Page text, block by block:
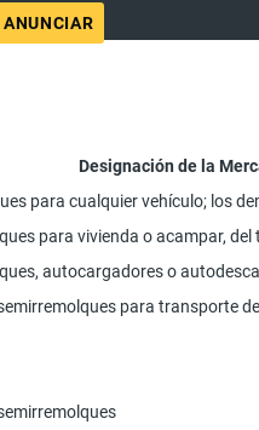
ANUNCIAR
Designación de la
para cualquier vehículo; los
para vivienda o acampar,
autocargadores o
para transporte